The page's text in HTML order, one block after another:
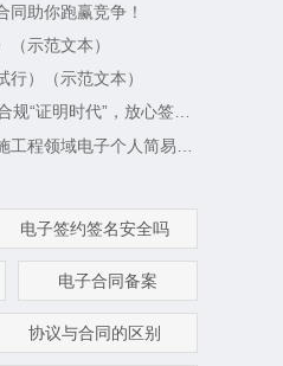
同助你跑赢竞争！
示范文本）
）（示范文本）
8月1日正式施行｜药企迈入合规“证明时代”，放心签电子合同一键搭建完整合规证据链
电子签约签名安全吗
电子合同备案
协议与合同的区别